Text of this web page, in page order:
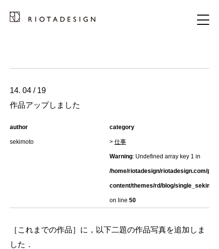
14. 04 / 19
作品アップしました
author
sekimoto
category
> 仕事
Warning: Undefined array key 1 in
/home/riotadesign/riotadesign.com/
content/themes/rd/blog/
on line 50
［これまでの作品］ に，以下二題の作品写真を追加しま
した．